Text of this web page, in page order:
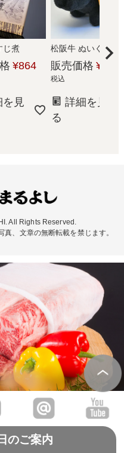
じ煮
¥864
を見
松阪牛 ぬいぐる
販売価格 ¥
税込
詳細を見
る
All Rights Reserved.
、文章の無断転載を禁じます。
のご案内